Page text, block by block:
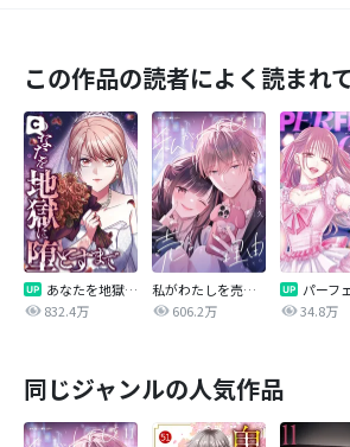
この作品の読者によく読まれ
あなたを地獄に堕とすまで
832.4万
私がわたしを売る理由
606.2万
34.8万
同じジャンルの人気作品